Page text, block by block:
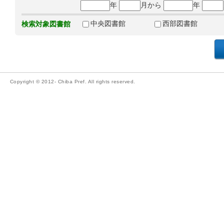
年
月から 年
検索対象図書館 中央図書館 西部図書館
Copyright © 2012- Chiba Pref. All rights reserved.